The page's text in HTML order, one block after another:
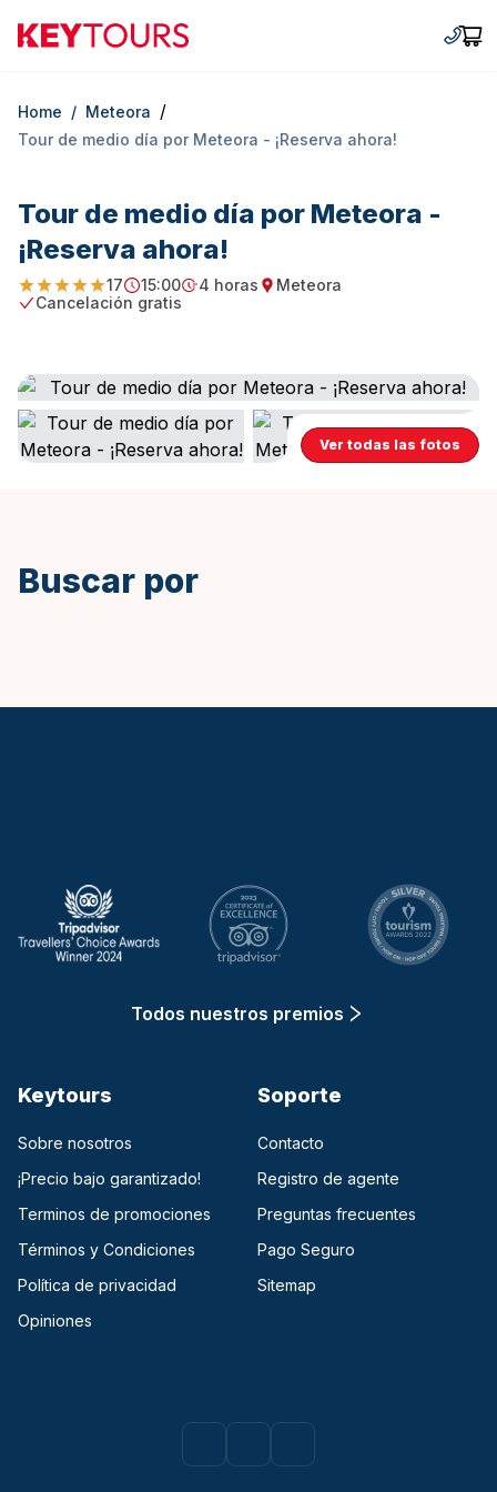
Keytours +30
Home / Meteora /
Tour de medio día por Meteora - ¡Reserva ahora!
Tour de medio día por Meteora -
¡Reserva ahora!
4.882352941176471
17
Starting Time
15:00
Duration
4 horas
Starting point
Meteora
Free Cancellation
Cancelación gratis
Ver todas las fotos
Buscar por
Todos nuestros premios
Keytours
Sobre nosotros
¡Precio bajo garantizado!
Terminos de promociones
Términos y Condiciones
Política de privacidad
Opiniones
Soporte
Contacto
Registro de agente
Preguntas frecuentes
Pago Seguro
Sitemap
Facebook
(opens in a new tab)
Instagram
(opens in a new tab)
Youtube
(opens in a new tab)